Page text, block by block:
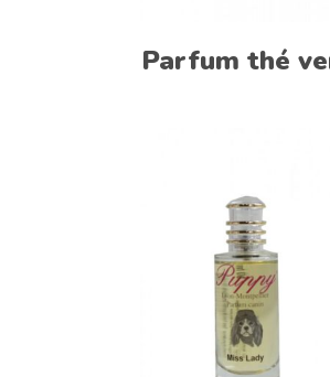
Parfum thé